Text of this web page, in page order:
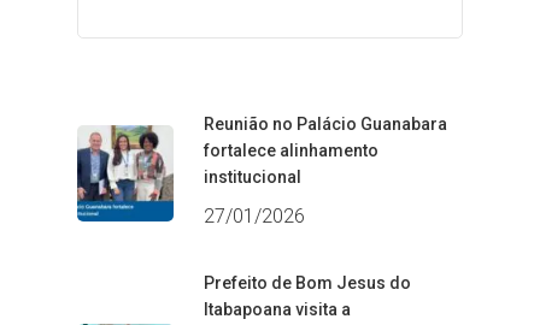
Reunião no Palácio Guanabara
fortalece alinhamento
institucional
27/01/2026
Prefeito de Bom Jesus do
Itabapoana visita a